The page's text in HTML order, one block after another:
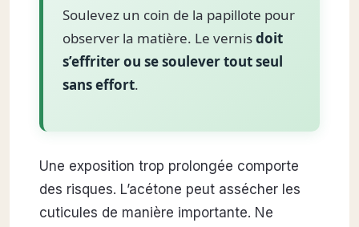
Soulevez un coin de la papillote pour
observer la matière. Le vernisdoit
s’effriter ou se soulever tout seul
sans effort.
Une exposition trop prolongée comporte
des risques. L’acétone peut assécher les
cuticules de manière importante. Ne